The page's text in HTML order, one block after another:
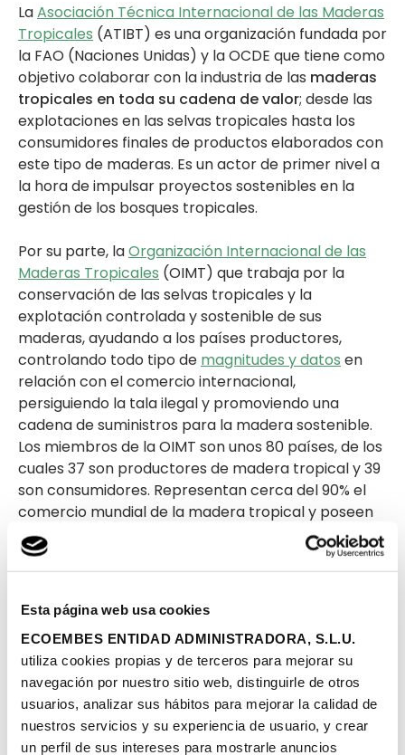
Esta página web usa cookies
ECOEMBES ENTIDAD ADMINISTRADORA, S.L.U.
utiliza cookies propias y de terceros para mejorar su
navegación por nuestro sitio web, distinguirle de otros
usuarios, analizar sus hábitos para mejorar la calidad de
nuestros servicios y su experiencia de usuario, y crear
un perfil de sus intereses para mostrarle anuncios
LaAsociación Técnica Internacional de las Maderas
Tropicales (ATIBT) es una organización fundada por
la FAO (Naciones Unidas) y la OCDE que tiene como
objetivo colaborar con la industria de las maderas
tropicales en toda su cadena de valor; desde las
explotaciones en las selvas tropicales hasta los
consumidores finales de productos elaborados con
este tipo de maderas. Es un actor de primer nivel a
la hora de impulsar proyectos sostenibles en la
gestión de los bosques tropicales.
Por su parte, laOrganización Internacional de las
Maderas Tropicales (OIMT) que trabaja por la
conservación de las selvas tropicales y la
explotación controlada y sostenible de sus
maderas, ayudando a los países productores,
controlando todo tipo de magnitudes y datos en
relación con el comercio internacional,
persiguiendo la tala ilegal y promoviendo una
cadena de suministros para la madera sostenible.
Los miembros de la OIMT son unos 80 países, de los
cuales 37 son productores de madera tropical y 39
son consumidores. Representan cerca del 90% el
comercio mundial de la madera tropical y poseen
más del 80% de las selvas tropicales.
sostenibles
Pero… ¿cómo saber si una madera tropical es
sostenible y cumple con sus principios de
protección ambiental y social?